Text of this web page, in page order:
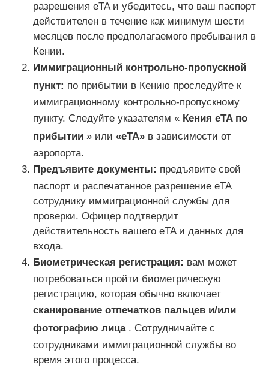
разрешения eTA и убедитесь, что ваш паспорт
действителен в течение как минимум шести
месяцев после предполагаемого пребывания в
Кении.
Иммиграционный контрольно-пропускной
пункт: по прибытии в Кению проследуйте к
иммиграционному контрольно-пропускному
пункту. Следуйте указателям « Кения eTA по
прибытии » или «eTA» в зависимости от
аэропорта.
Предъявите документы: предъявите свой
паспорт и распечатанное разрешение eTA
сотруднику иммиграционной службы для
проверки. Офицер подтвердит
действительность вашего eTA и данных для
входа.
Биометрическая регистрация: вам может
потребоваться пройти биометрическую
регистрацию, которая обычно включает
сканирование отпечатков пальцев и/или
фотографию лица. Сотрудничайте с
сотрудниками иммиграционной службы во
время этого процесса.